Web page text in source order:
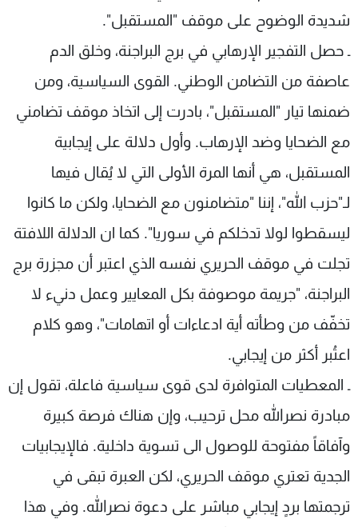
شديدة الوضوح على موقف "المستقبل".
ـ حصل التفجير الإرهابي في برج البراجنة، وخلق الدم
عاصفة من التضامن الوطني. القوى السياسية، ومن
ضمنها تيار "المستقبل"، بادرت إلى اتخاذ موقف تضامني
مع الضحايا وضد الإرهاب. وأول دلالة على إيجابية
المستقبل، هي أنها المرة الأولى التي لا يُقال فيها
لـ"حزب الله"، إننا "متضامنون مع الضحايا، ولكن ما كانوا
ليسقطوا لولا تدخلكم في سوريا". كما ان الدلالة اللافتة
تجلت في موقف الحريري نفسه الذي اعتبر أن مجزرة برج
البراجنة، "جريمة موصوفة بكل المعايير وعمل دنيء لا
تخفّف من وطأته أية ادعاءات أو اتهامات"، وهو كلام
اعتُبر أكثر من إيجابي.
ـ المعطيات المتوافرة لدى قوى سياسية فاعلة، تقول إن
مبادرة نصرالله محل ترحيب، وإن هناك فرصة كبيرة
وآفاقاً مفتوحة للوصول الى تسوية داخلية. فالإيجابيات
الجدية تعتري موقف الحريري، لكن العبرة تبقى في
ترجمتها بردٍ إيجابي مباشر على دعوة نصرالله. وفي هذا